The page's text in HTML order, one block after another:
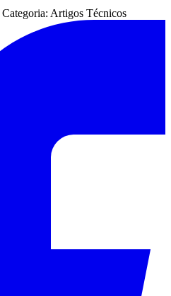
Categoria: Artigos Técnicos